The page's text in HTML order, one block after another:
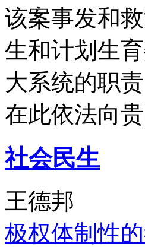
该案事发和
生和计划生
大系统的职
在此依法向
社会民生
王德邦
极权体制性